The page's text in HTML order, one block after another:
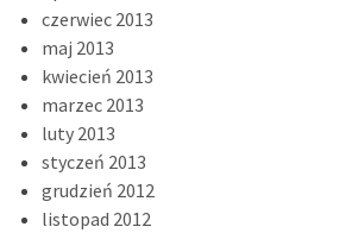
czerwiec 2013
maj 2013
kwiecień 2013
marzec 2013
luty 2013
styczeń 2013
grudzień 2012
listopad 2012